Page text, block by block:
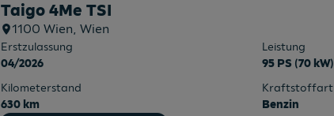
Taigo 4Me TSI
1100 Wien, Wien
Erstzulassung
04/2026
Leistung
95 PS (70 kW)
Kilometerstand
630 km
Kraftstoffart
Benzin